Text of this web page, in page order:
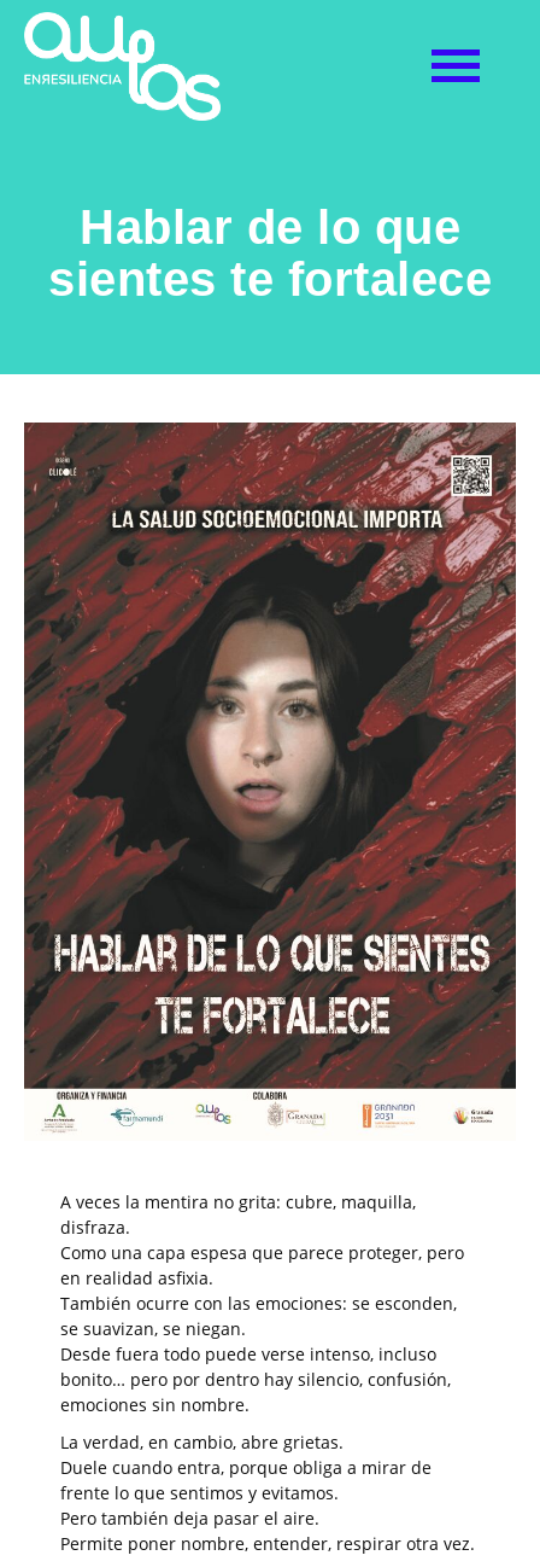
Hablar de lo que
sientes te fortalece
A veces la mentira no grita: cubre, maquilla,
disfraza.
Como una capa espesa que parece proteger, pero
en realidad asfixia.
También ocurre con las emociones: se esconden,
se suavizan, se niegan.
Desde fuera todo puede verse intenso, incluso
bonito… pero por dentro hay silencio, confusión,
emociones sin nombre.
La verdad, en cambio, abre grietas.
Duele cuando entra, porque obliga a mirar de
frente lo que sentimos y evitamos.
Pero también deja pasar el aire.
Permite poner nombre, entender, respirar otra vez.